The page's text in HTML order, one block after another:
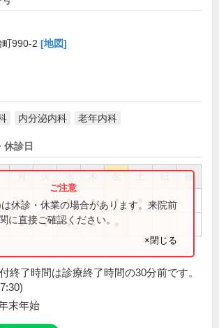
990-2 [地図]
内分泌内科 老年内科
休診日
祝
● ● ● ● ●
● ● ● ●
休診・休業の場合があります。来院前
に直接ご確認ください。
×閉じる
終了時間は診療終了時間の30分前です。
末年始